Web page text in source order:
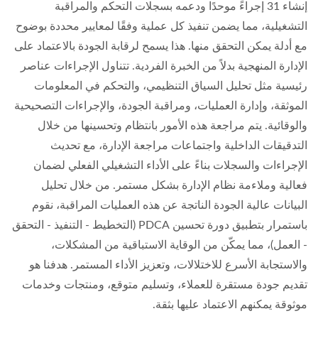
إنشاء 31 إجراءً موحدًا ودعمه بسجلات التحكم والمراقبة
التشغيلية، مما يضمن تنفيذ كل عملية وفقًا لمعايير محددة بوضوح
مع أدلة يمكن التحقق منها. هذا يسمح لرقابة الجودة بالاعتماد على
الإدارة المنهجية بدلاً من الخبرة الفردية. تتناول الإجراءات عناصر
رئيسية مثل تحليل السياق التنظيمي، والتحكم في المعلومات
الموثقة، وإدارة العمليات، ومراقبة الجودة، والإجراءات التصحيحية
والوقائية. يتم مراجعة هذه الأمور بانتظام وتحسينها من خلال
التدقيقات الداخلية واجتماعات مراجعة الإدارة، مع تحديث
الإجراءات والسجلات بناءً على الأداء التشغيلي الفعلي لضمان
فعالية وملاءمة نظام الإدارة بشكل مستمر. من خلال تحليل
البيانات عالية الجودة الناتجة عن هذه العمليات المراقبة، نقوم
باستمرار بتطبيق دورة تحسين PDCA (التخطيط - التنفيذ - التحقق
- العمل)، مما يمكّن من الوقاية الاستباقية من المشكلات،
والاستجابة الأسرع للاختلالات، وتعزيز الأداء المستمر. هدفنا هو
تقديم جودة مستقرة للعملاء، وتسليم متوقع، ومنتجات وخدمات
موثوقة يمكنهم الاعتماد عليها بثقة.